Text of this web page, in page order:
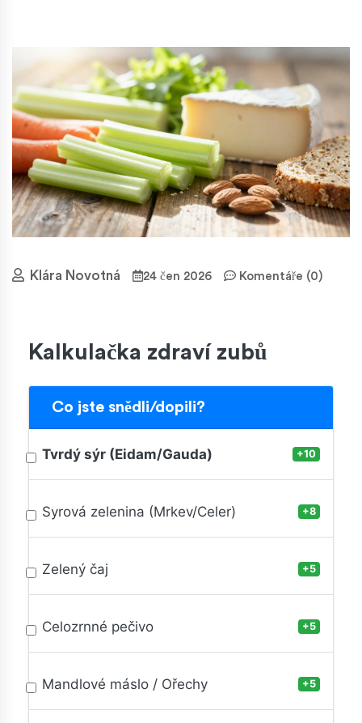
Klára Novotná 24 čen 2026 Komentáře (0)
Kalkulačka zdraví zubů
Co jste snědli/dopili?
Tvrdý sýr (Eidam/Gauda) +10
Syrová zelenina (Mrkev/Celer) +8
Zelený čaj +5
Celozrnné pečivo +5
Mandlové máslo / Ořechy +5